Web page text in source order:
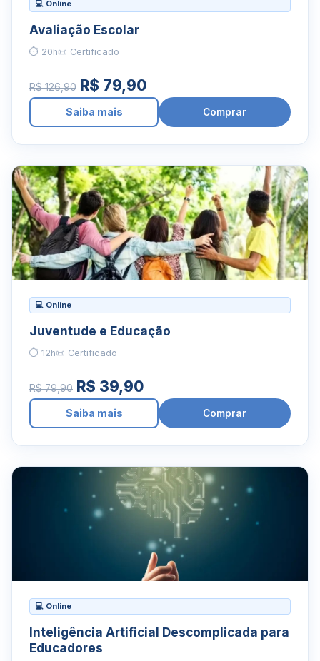
💻 Online
Avaliação Escolar
⏱ 20h📜 Certificado
R$ 126,90 R$ 79,90
Saiba mais Comprar
💻 Online
Juventude e Educação
⏱ 12h📜 Certificado
R$ 79,90 R$ 39,90
Saiba mais Comprar
💻 Online
Inteligência Artificial Descomplicada para
Educadores